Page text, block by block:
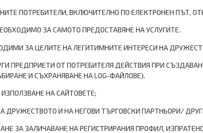
ПОТРЕБИТЕЛИ, ВКЛЮЧИТЕЛНО ПО ЕЛЕКТРОНЕН ПЪТ,
ЗА САМОТО ПРЕДОСТАВЯНЕ НА УСЛУГИТЕ.
ЗА ЦЕЛИТЕ НА ЛЕГИТИМНИТЕ ИНТЕРЕСИ НА
ПРЕДПРИЕТИ ОТ ПОТРЕБИТЕЛЯ ДЕЙСТВИЯ ПРИ
И СЪХРАНЯВАНЕ НА LOG-ФАЙЛОВЕ).
НА САЙТОВЕТЕ;
ДРУЖЕСТВОТО И НА НЕГОВИ ТЪРГОВСКИ ПАРТНЬОРИ/
ЗА ЗАЛИЧАВАНЕ НА РЕГИСТРИРАНИЯ ПРОФИЛ,